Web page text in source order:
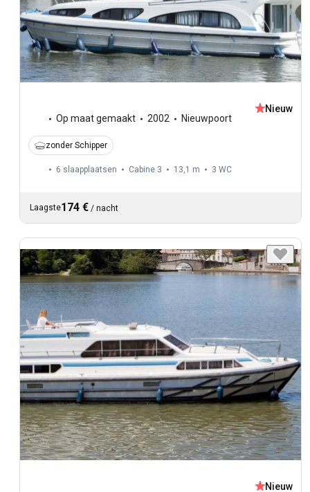
Op maat gemaakt 2002 Nieuwpoort
Nieuw
zonder Schipper
6 slaapplaatsen Cabine 3 13,1 m 3 WC
Laagste174 € / nacht
Nieuw